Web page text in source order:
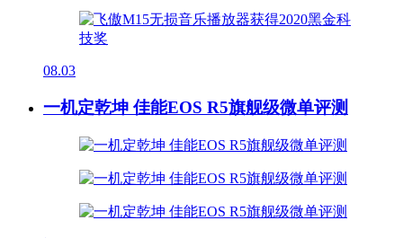
08.03
一机定乾坤 佳能EOS R5旗舰级微单评测